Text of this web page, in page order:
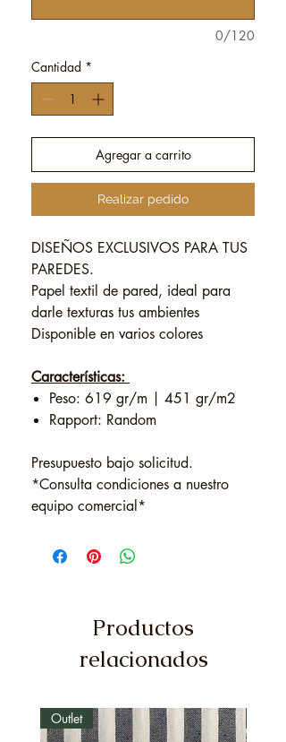
0/120
Cantidad *
Agregar a carrito
Realizar pedido
DISEÑOS EXCLUSIVOS PARA TUS
PAREDES.
Papel textil de pared, ideal para
darle texturas tus ambientes
Disponible en varios colores
Características:
Peso: 619 gr/m | 451 gr/m2
Rapport: Random
Presupuesto bajo solicitud.
*Consulta condiciones a nuestro
equipo comercial*
Productos
relacionados
Outlet